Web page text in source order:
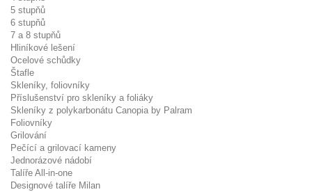
5 stupňů
6 stupňů
7 a 8 stupňů
Hliníkové lešení
Ocelové schůdky
Štafle
Skleníky, foliovníky
Příslušenství pro skleníky a foliáky
Skleníky z polykarbonátu Canopia by Palram
Foliovníky
Grilování
Pečící a grilovací kameny
Jednorázové nádobí
Talíře All-in-one
Designové talíře Milan